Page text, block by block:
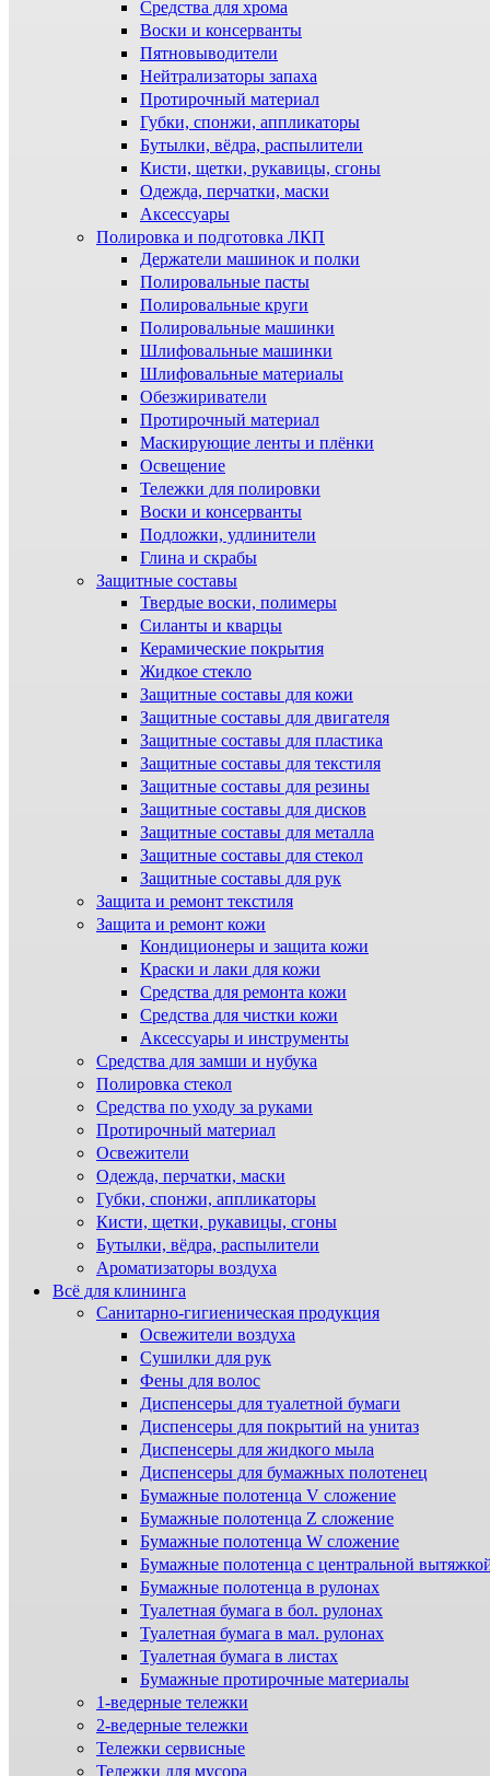
Средства для хрома
Воски и консерванты
Пятновыводители
Нейтрализаторы запаха
Протирочный материал
Губки, спонжи, аппликаторы
Бутылки, вёдра, распылители
Кисти, щетки, рукавицы, сгоны
Одежда, перчатки, маски
Аксессуары
Полировка и подготовка ЛКП
Держатели машинок и полки
Полировальные пасты
Полировальные круги
Полировальные машинки
Шлифовальные машинки
Шлифовальные материалы
Обезжириватели
Протирочный материал
Маскирующие ленты и плёнки
Освещение
Тележки для полировки
Воски и консерванты
Подложки, удлинители
Глина и скрабы
Защитные составы
Твердые воски, полимеры
Силанты и кварцы
Керамические покрытия
Жидкое стекло
Защитные составы для кожи
Защитные составы для двигателя
Защитные составы для пластика
Защитные составы для текстиля
Защитные составы для резины
Защитные составы для дисков
Защитные составы для металла
Защитные составы для стекол
Защитные составы для рук
Защита и ремонт текстиля
Защита и ремонт кожи
Кондиционеры и защита кожи
Краски и лаки для кожи
Средства для ремонта кожи
Средства для чистки кожи
Аксессуары и инструменты
Средства для замши и нубука
Полировка стекол
Средства по уходу за руками
Протирочный материал
Освежители
Одежда, перчатки, маски
Губки, спонжи, аппликаторы
Кисти, щетки, рукавицы, сгоны
Бутылки, вёдра, распылители
Ароматизаторы воздуха
Всё для клининга
Санитарно-гигиеническая продукция
Освежители воздуха
Сушилки для рук
Фены для волос
Диспенсеры для туалетной бумаги
Диспенсеры для покрытий на унитаз
Диспенсеры для жидкого мыла
Диспенсеры для бумажных полотенец
Бумажные полотенца V сложение
Бумажные полотенца Z сложение
Бумажные полотенца W сложение
Бумажные полотенца с центральной
Бумажные полотенца в рулонах
Туалетная бумага в бол. рулонах
Туалетная бумага в мал. рулонах
Туалетная бумага в листах
Бумажные протирочные материалы
1-ведерные тележки
2-ведерные тележки
Тележки сервисные
Тележки для мусора